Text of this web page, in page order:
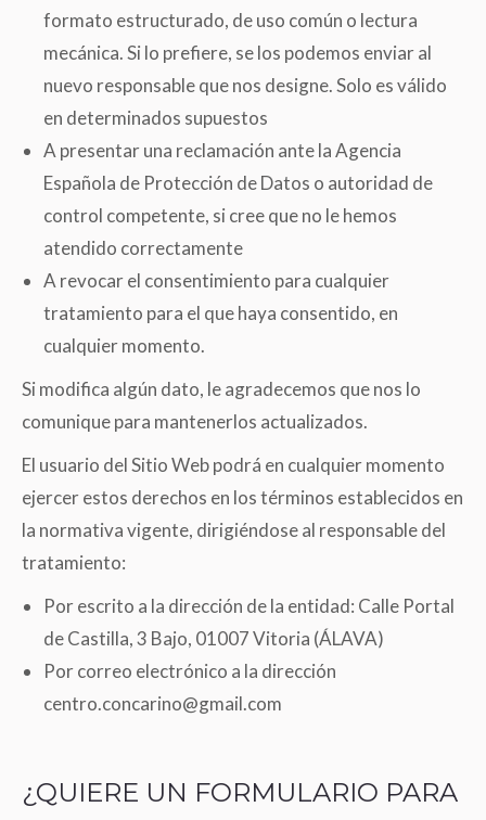
formato estructurado, de uso común o lectura
mecánica. Si lo prefiere, se los podemos enviar al
nuevo responsable que nos designe. Solo es válido
en determinados supuestos
A presentar una reclamación ante la Agencia
Española de Protección de Datos o autoridad de
control competente, si cree que no le hemos
atendido correctamente
A revocar el consentimiento para cualquier
tratamiento para el que haya consentido, en
cualquier momento.
Si modifica algún dato, le agradecemos que nos lo
comunique para mantenerlos actualizados.
El usuario del Sitio Web podrá en cualquier momento
ejercer estos derechos en los términos establecidos en
la normativa vigente, dirigiéndose al responsable del
tratamiento:
Por escrito a la dirección de la entidad: Calle Portal
de Castilla, 3 Bajo, 01007 Vitoria (ÁLAVA)
Por correo electrónico a la dirección
centro.concarino@gmail.com
¿QUIERE UN FORMULARIO PARA